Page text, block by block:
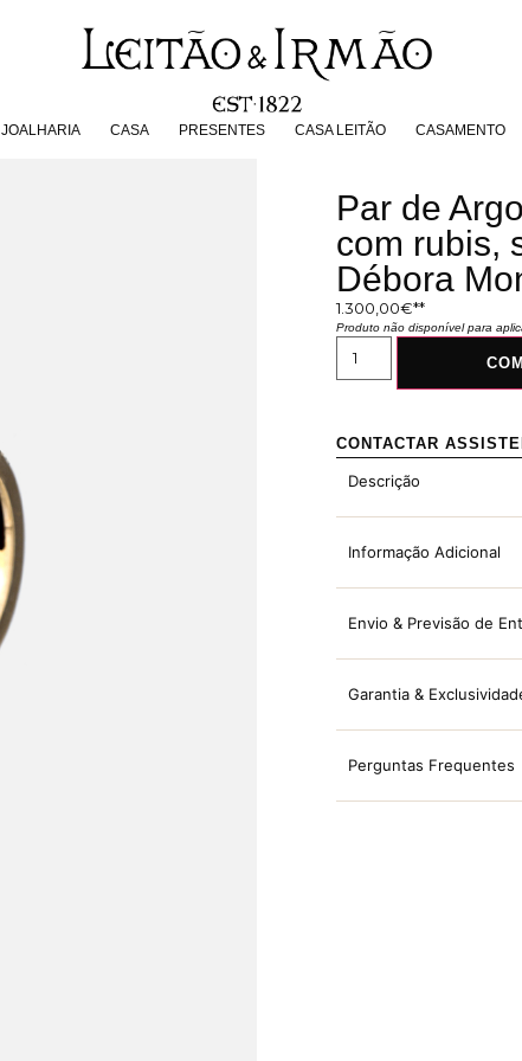
JOALHARIA CASA PRESENTES CASA LEITÃO CASAMENTO
PRESENTES CASA LEITÃO
Par de
com rubis,
Débora
1.300,00€
Produto não disponível para
CONTACTAR
Descrição
Informação Adicional
Envio & Previsão de
Garantia &
Perguntas Frequentes